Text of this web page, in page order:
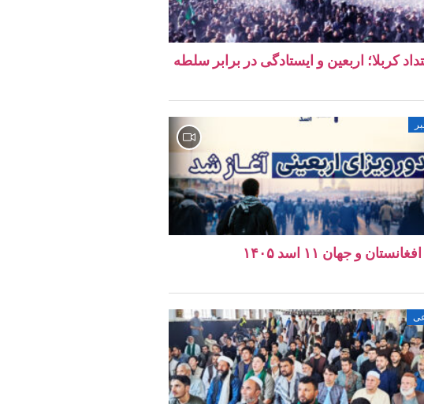
کربلا؛ اربعین و ایستادگی در برابر سلطه
و جهان ۱۱ اسد ۱۴۰۵